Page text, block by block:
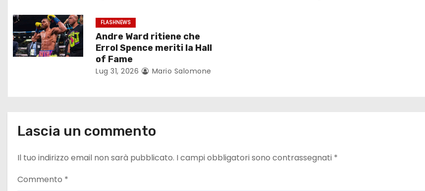
n
e
a
c
o
l
FLASHNEWS
Andre Ward ritiene che
Errol Spence meriti la Hall
of Fame
Lug 31, 2026 Mario Salomone
Lascia un commento
Il tuo indirizzo email non sarà pubblicato. I campi obbligatori sono contrassegnati *
Commento *